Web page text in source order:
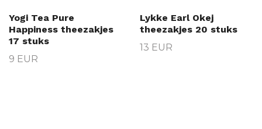
Yogi Tea Pure
Happiness theezakjes
17 stuks
9 EUR
Lykke Earl Okej
theezakjes 20 stuks
13 EUR